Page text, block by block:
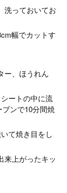
洗っておいてお
幅でカットす
ー、ほうれん
ートの中に流
ンで10分間焼
て焼き目をし
来上がったキッ